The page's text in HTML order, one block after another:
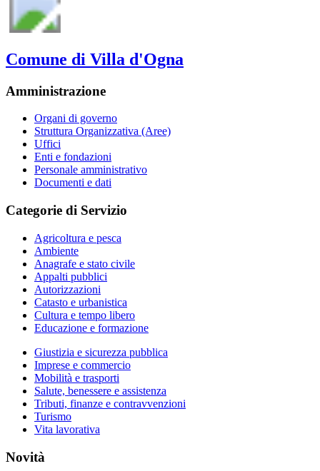
Comune di Villa d'Ogna
Amministrazione
Organi di governo
Struttura Organizzativa (Aree)
Uffici
Enti e fondazioni
Personale amministrativo
Documenti e dati
Categorie di Servizio
Agricoltura e pesca
Ambiente
Anagrafe e stato civile
Appalti pubblici
Autorizzazioni
Catasto e urbanistica
Cultura e tempo libero
Educazione e formazione
Giustizia e sicurezza pubblica
Imprese e commercio
Mobilità e trasporti
Salute, benessere e assistenza
Tributi, finanze e contravvenzioni
Turismo
Vita lavorativa
Novità